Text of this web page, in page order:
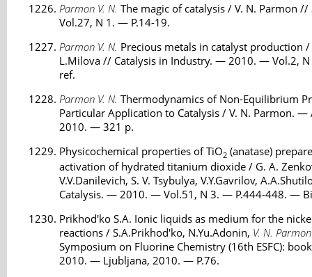
Parmon V. N. The magic of catalysis / V. N. Parmon
Vol.27, N 1. — P.14-19.
Parmon V. N. Precious metals in catalyst production /
L.Milova // Catalysis in Industry. — 2010. — Vol.2,
ref.
Parmon V. N. Thermodynamics of Non-Equilibrium
Particular Application to Catalysis / V. N. Parmon. —
2010. — 321 p.
Physicochemical properties of TiO2 (anatase)
activation of hydrated titanium dioxide / G. A.
V.V.Danilevich, S. V. Tsybulya, V.Y.Gavrilov,
Catalysis. — 2010. — Vol.51, N 3. — P.444-448. —
Prikhod'ko S.A. Ionic liquids as medium for the
reactions / S.A.Prikhod'ko, N.Yu.Adonin, V. N. Parmon
Symposium on Fluorine Chemistry (16th ESFC):
2010. — Ljubljana, 2010. — P.76.